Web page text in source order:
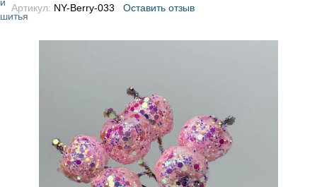
Артикул: NY-Berry-033 Оставить отзыв